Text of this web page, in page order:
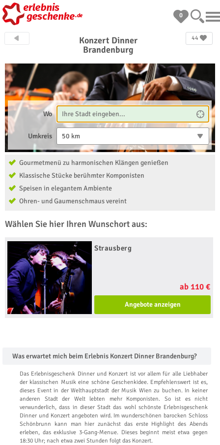
0
44
Konzert Dinner
Brandenburg
Wo
Umkreis 50 km
Gourmetmenü zu harmonischen Klängen genießen
Klassische Stücke berühmter Komponisten
Speisen in elegantem Ambiente
Ohren- und Gaumenschmaus vereint
Wählen Sie hier Ihren Wunschort aus:
Strausberg
ab 110 €
Angebote anzeigen
Was erwartet mich beim Erlebnis Konzert Dinner Brandenburg?
Das Erlebnisgeschenk Dinner und Konzert ist vor allem für alle Liebhaber
der klassischen Musik eine schöne Geschenkidee. Empfehlenswert ist es,
dieses Event in der Welthauptstadt der Musik Wien zu buchen. In keiner
anderen Stadt der Welt lebten mehr Komponisten. So ist es nicht
verwunderlich, dass in dieser Stadt das wohl schönste Erlebnisgeschenk
Dinner und Konzert angeboten wird. Im wunderschönen barocken Schloss
Schönbrunn kann man hier zunächst das erste Highlight des Abends
erleben, das exklusive 3-Gang-Menue. Dieses beginnt meist etwa gegen
18:30 Uhr; nach etwa zwei Stunden folgt das Konzert.